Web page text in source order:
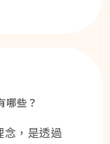
哪些？
念，是透過